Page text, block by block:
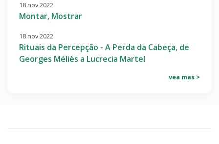
18 nov 2022
Montar, Mostrar
18 nov 2022
Rituais da Percepção - A Perda da Cabeça, de
Georges Méliès a Lucrecia Martel
vea mas >